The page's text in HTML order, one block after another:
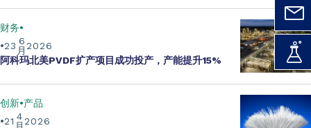
6
月
23 2026
财务
阿科玛北美PVDF扩产项目成功投产，产能提升15%
4
21 2026
创新 产品